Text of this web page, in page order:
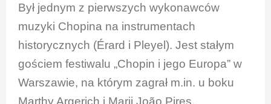
Był jednym z pierwszych wykonawców
muzyki Chopina na instrumentach
historycznych (Érard i Pleyel). Jest stałym
gościem festiwalu „Chopin i jego Europa” w
Warszawie, na którym zagrał m.in. u boku
Marthy Argerich i Marii João Pires.